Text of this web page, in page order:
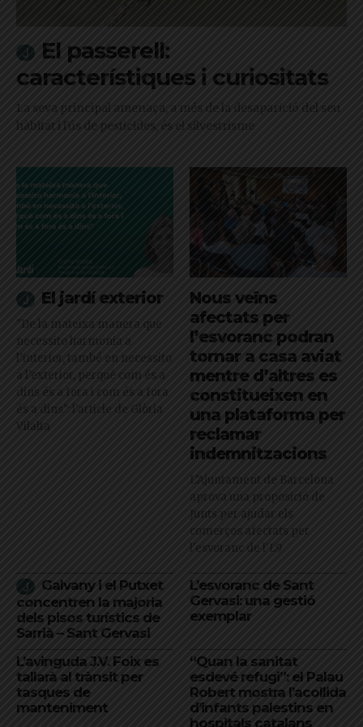
El passerell:
característiques i curiositats
La seva principal amenaça, a més de la desaparició del seu
hàbitat i l'ús de pesticides, és el silvestrisme
El jardí exterior
"De la mateixa manera que
necessito harmonia a
l’interior, també en necessito
a l’exterior, perquè com és a
dins és a fora i com és a fora
és a dins": l'article de Glòria
Vilalta
Nous veïns
afectats per
l’esvoranc podran
tornar a casa aviat
mentre d’altres es
constitueixen en
una plataforma per
reclamar
indemnitzacions
L’Ajuntament de Barcelona
aprova una proposició de
Junts per ajudar els
comerços afectats per
l'esvoranc de l'L9
Galvany i el Putxet
concentren la majoria
dels pisos turístics de
Sarrià – Sant Gervasi
L’esvoranc de Sant
Gervasi: una gestió
exemplar
L’avinguda J.V. Foix es
tallarà al trànsit per
tasques de
manteniment
“Quan la sanitat
esdevé refugi”: el Palau
Robert mostra l’acollida
d’infants palestins en
hospitals catalans